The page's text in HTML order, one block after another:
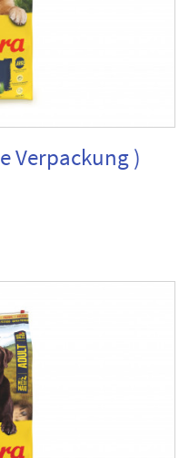
Verpackung )